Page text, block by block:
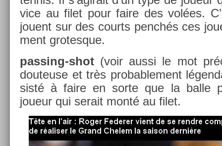
vice au filet pour faire des volées.
jouent sur des co­urts penchés ces
ment grotes­que.
passing-shot (voir aussi le mot
douteuse et très pro­bab­le­ment
s­isté à faire en sorte que la balle
joueur qui serait monté au filet.